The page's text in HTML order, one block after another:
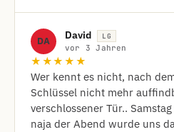
DA David LG
vor 3 Jahren
★★★★★
Wer kennt es nicht, nach
Schlüssel nicht mehr
verschlossener Tür..
naja der Abend wurde uns